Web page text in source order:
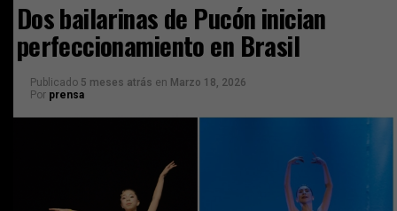
Dos bailarinas de Pucón inician
perfeccionamiento en Brasil
Publicado 5 meses atrás en Marzo 18, 2026
Por prensa